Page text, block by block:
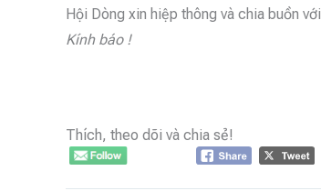
Hội Dòng xin hiệp thông và chia buồn
Kính báo !
Thích, theo dõi và chia sẻ!